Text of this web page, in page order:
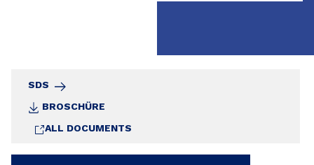
SDS
BROSCHÜRE
ALL DOCUMENTS